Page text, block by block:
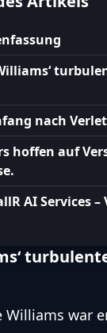
nach
hoffen auf
AI Services
Williams war